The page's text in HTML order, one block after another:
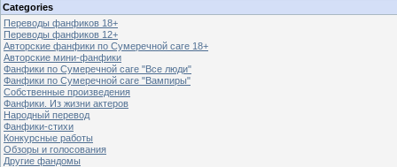
Categories
Переводы фанфиков 18+
Переводы фанфиков 12+
Авторские фанфики по Сумеречной саге 18+
Авторские мини-фанфики
Фанфики по Сумеречной саге "Все люди"
Фанфики по Сумеречной саге "Вампиры"
Собственные произведения
Фанфики. Из жизни актеров
Народный перевод
Фанфики-стихи
Конкурсные работы
Обзоры и голосования
Другие фандомы